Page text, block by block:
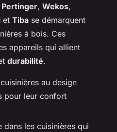
Pertinger, Wekos,
et Tiba se démarquent
à bois. Ces
appareils qui allient
durabilité.
au design
pour leur confort
dans les cuisinières qui